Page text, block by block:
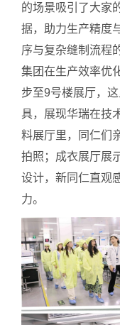
的场景吸引了大家
据，助力生产精度
序与复杂缝制流程
集团在生产效率优
步至9号楼展厅，
具，展现华瑞在技
料展厅里，同仁们
拍照；成衣展厅展
设计，新同仁直观
力。